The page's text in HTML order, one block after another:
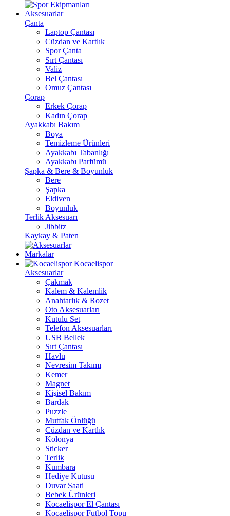
Aksesuarlar
Çanta
Laptop Çantası
Cüzdan ve Kartlık
Spor Çanta
Sırt Çantası
Valiz
Bel Çantası
Omuz Çantası
Çorap
Erkek Çorap
Kadın Çorap
Ayakkabı Bakım
Boya
Temizleme Ürünleri
Ayakkabı Tabanlığı
Ayakkabı Parfümü
Şapka & Bere & Boyunluk
Bere
Şapka
Eldiven
Boyunluk
Terlik Aksesuarı
Jibbitz
Kaykay & Paten
Markalar
Kocaelispor
Aksesuarlar
Çakmak
Kalem & Kalemlik
Anahtarlık & Rozet
Oto Aksesuarları
Kutulu Set
Telefon Aksesuarları
USB Bellek
Sırt Çantası
Havlu
Nevresim Takımı
Kemer
Magnet
Kişisel Bakım
Bardak
Puzzle
Mutfak Önlüğü
Cüzdan ve Kartlık
Kolonya
Sticker
Terlik
Kumbara
Hediye Kutusu
Duvar Saati
Bebek Ürünleri
Kocaelispor El Çantası
Kocaelispor Futbol Topu